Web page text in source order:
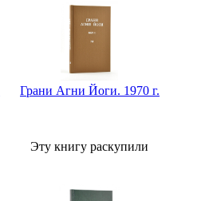
Грани Агни Йоги. 1970 г.
Эту книгу раскупили